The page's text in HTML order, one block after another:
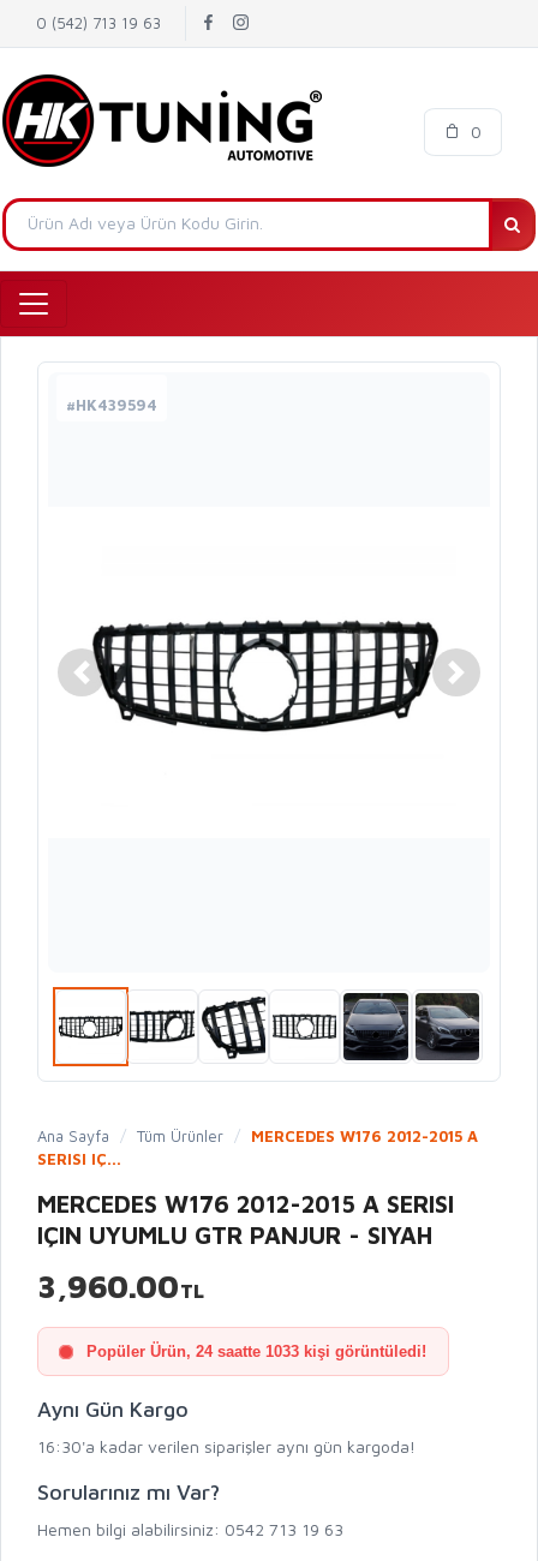
0 (542) 713 19 63
0
#HK439594
Ana Sayfa / Tüm Ürünler /
MERCEDES W176 2012-2015 A
SERISI IÇ...
MERCEDES W176 2012-2015 A SERISI
IÇIN UYUMLU GTR PANJUR - SIYAH
3,960.00TL
Popüler Ürün, 24 saatte 1033 kişi görüntüledi!
Aynı Gün Kargo
16:30'a kadar verilen siparişler aynı gün kargoda!
Sorularınız mı Var?
Hemen bilgi alabilirsiniz: 0542 713 19 63